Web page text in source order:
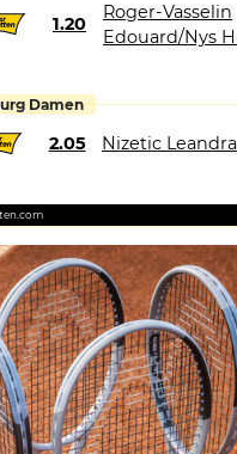
1.20
Roger-Vasselin
Edouard/Nys
Damen
2.05 Nizetic Leandra